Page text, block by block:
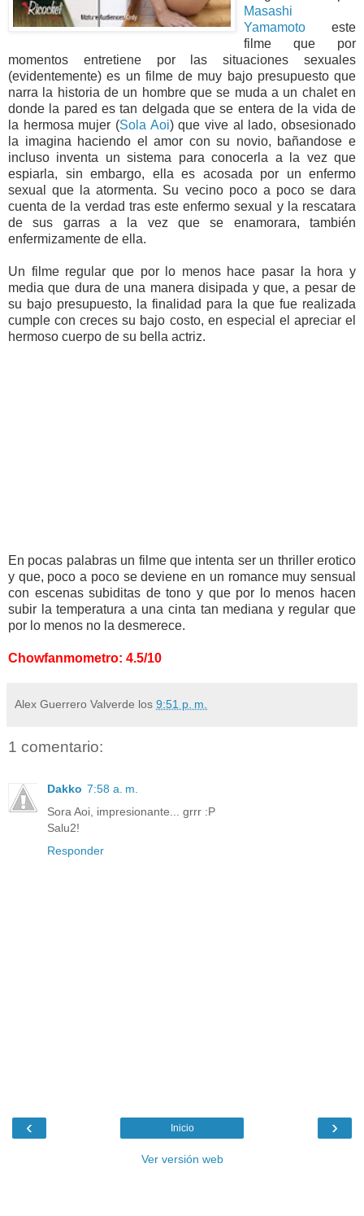
Masashi
Yamamoto este
filme que por
momentos entretiene por las situaciones sexuales
(evidentemente) es un filme de muy bajo presupuesto que
narra la historia de un hombre que se muda a un chalet en
donde la pared es tan delgada que se entera de la vida de
la hermosa mujer (Sola Aoi) que vive al lado, obsesionado
la imagina haciendo el amor con su novio, bañandose e
incluso inventa un sistema para conocerla a la vez que
espiarla, sin embargo, ella es acosada por un enfermo
sexual que la atormenta. Su vecino poco a poco se dara
cuenta de la verdad tras este enfermo sexual y la rescatara
de sus garras a la vez que se enamorara, también
enfermizamente de ella.
Un filme regular que por lo menos hace pasar la hora y
media que dura de una manera disipada y que, a pesar de
su bajo presupuesto, la finalidad para la que fue realizada
cumple con creces su bajo costo, en especial el apreciar el
hermoso cuerpo de su bella actriz.
En pocas palabras un filme que intenta ser un thriller erotico
y que, poco a poco se deviene en un romance muy sensual
con escenas subiditas de tono y que por lo menos hacen
subir la temperatura a una cinta tan mediana y regular que
por lo menos no la desmerece.
Chowfanmometro: 4.5/10
Alex Guerrero Valverde los 9:51 p. m.
1 comentario:
Dakko 7:58 a. m.
Sora Aoi, impresionante... grrr :P
Salu2!
Responder
‹ ›
Inicio
Ver versión web